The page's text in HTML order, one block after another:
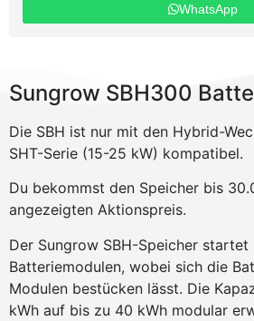
WhatsApp
Sungrow SBH300
Die SBH ist nur mit den Hybrid-
SHT-Serie (15-25 kW) kompatibel.
Du bekommst den Speicher bis
angezeigten Aktionspreis.
Der Sungrow SBH-Speicher startet
Batteriemodulen, wobei sich die
Modulen bestücken lässt. Die
kWh auf bis zu 40 kWh modular